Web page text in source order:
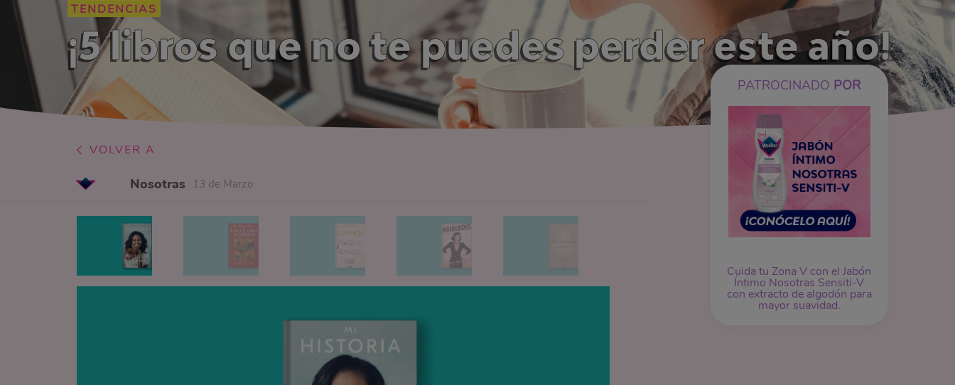
TENDENCIAS
¡5 libros que no te puedes perder este año!
PATROCINADO POR
Cuida tu Zona V con el Jabón
Íntimo Nosotras Sensiti-V
con extracto de algodón para
mayor suavidad.
VOLVER A
Nosotras 13 de Marzo